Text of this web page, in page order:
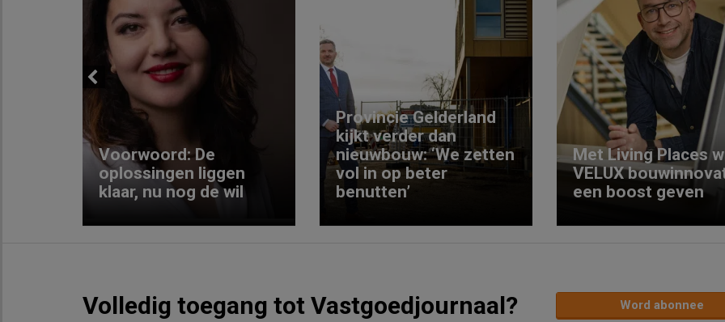
Previous
Voorwoord: De
oplossingen liggen
klaar, nu nog de wil
Provincie Gelderland
kijkt verder dan
nieuwbouw: ‘We zetten
vol in op beter
benutten’
Met Living Places
VELUX
een boost geven
Volledig toegang tot Vastgoedjournaal? Word abonnee